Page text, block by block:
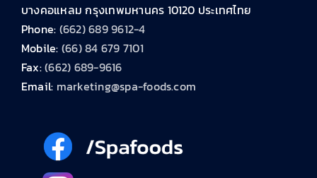
บางคอแหลม กรุงเทพมหานคร 10120 ประเทศไทย
Phone: (662) 689 9612-4
Mobile: (66) 84 679 7101
Fax:(662) 689-9616
Email: marketing@spa-foods.com